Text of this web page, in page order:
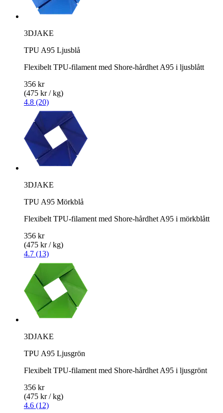
3DJAKE
TPU A95 Ljusblå
Flexibelt TPU-filament med Shore-hårdhet A95 i ljusblått
356 kr
(475 kr / kg)
4.8 (20)
3DJAKE
TPU A95 Mörkblå
Flexibelt TPU-filament med Shore-hårdhet A95 i mörkblått
356 kr
(475 kr / kg)
4.7 (13)
3DJAKE
TPU A95 Ljusgrön
Flexibelt TPU-filament med Shore-hårdhet A95 i ljusgrönt
356 kr
(475 kr / kg)
4.6 (12)